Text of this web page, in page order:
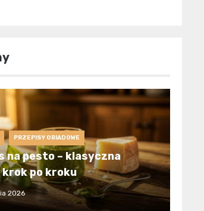
PRZEPISY OBIADOWE
na pesto – klasyczna
po kroku
2026